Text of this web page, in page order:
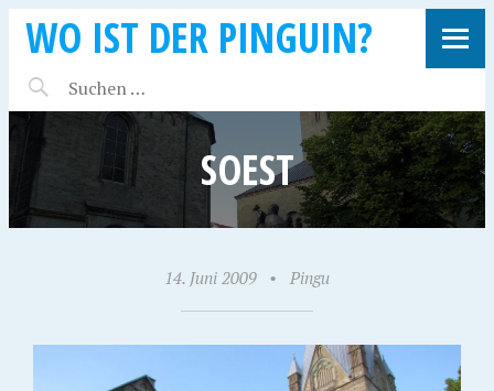
WO IST DER PINGUIN?
SOEST
14. Juni 2009 • Pingu